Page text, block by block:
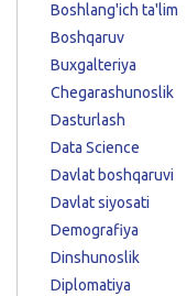
Boshlang'ich ta'lim
Boshqaruv
Buxgalteriya
Chegarashunoslik
Dasturlash
Data Science
Davlat boshqaruvi
Davlat siyosati
Demografiya
Dinshunoslik
Diplomatiya